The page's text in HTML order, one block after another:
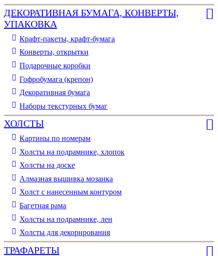
ДЕКОРАТИВНАЯ БУМАГА, КОНВЕРТЫ,
УПАКОВКА
Крафт-пакеты, крафт-бумага
Конверты, открытки
Подарочные коробки
Гофробумага (крепон)
Декоративная бумага
Наборы текстурных бумаг
ХОЛСТЫ
Картины по номерам
Холсты на подрамнике, хлопок
Холсты на доске
Алмазная вышивка мозаика
Холст с нанесенным контуром
Багетная рама
Холсты на подрамнике, лен
Холсты для декорирования
ТРАФАРЕТЫ